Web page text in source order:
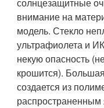
внимание на
модель. Стекло
ультрафиолета и
некую опасность
крошится).
создается из
распространенным